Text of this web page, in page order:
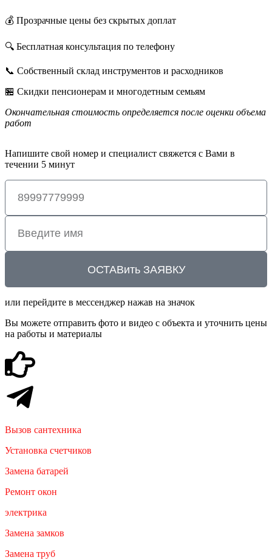
💰 Прозрачные цены без скрытых доплат
🔍 Бесплатная консультация по телефону
📞 Собственный склад инструментов и расходников
🏪 Скидки пенсионерам и многодетным семьям
Окончательная стоимость определяется после оценки объема
работ
Напишите свой номер и специалист свяжется с Вами в
течении 5 минут
ОСТАВить ЗАЯВКУ
или перейдите в мессенджер нажав на значок
Вы можете отправить фото и видео с объекта и уточнить цены
на работы и материалы
Вызов сантехника
Установка счетчиков
Замена батарей
Ремонт окон
электрика
Замена замков
Замена труб